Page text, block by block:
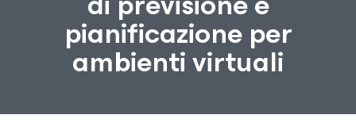
pianificazione per
ambienti virtuali